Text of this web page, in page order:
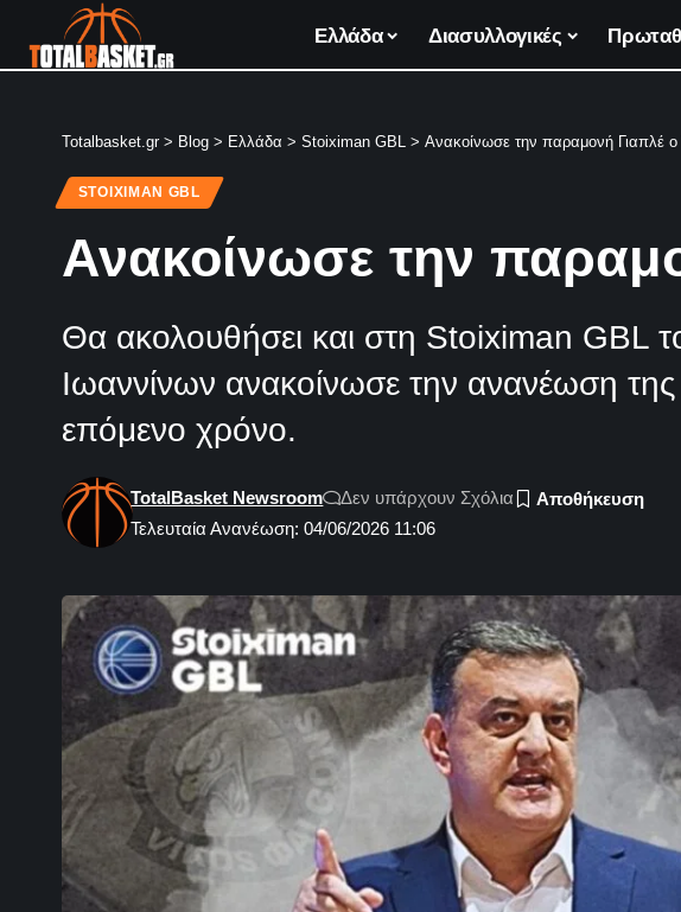
Ελλάδα Διασυλλογικές
Totalbasket.gr > Blog > Ελλάδα > Stoiximan GBL > Ανακοίνωσε την παραμονή Γιαπλέ
STOIXIMAN GBL
Ανακοίνωσε την
Θα ακολουθήσει και στη Stoiximan GBL
Ιωαννίνων ανακοίνωσε την ανανέωση της
επόμενο χρόνο.
Τελευταία Ανανέωση: 04/06/2026 11:06
TotalBasket Newsroom Δεν υπάρχουν Σχόλια